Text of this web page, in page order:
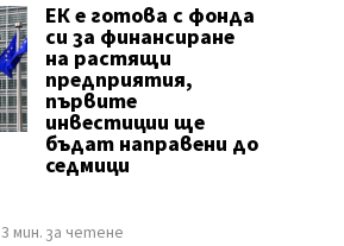
ЕК е готова с фонда
си за финансиране
на растящи
предприятия,
първите
инвестиции ще
бъдат направени до
седмици
3 мин. за четене